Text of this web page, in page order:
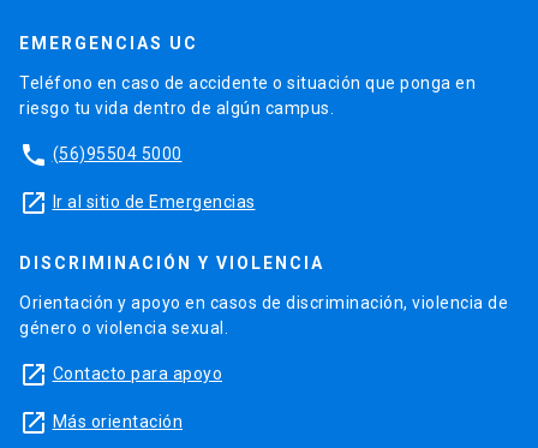
EMERGENCIAS UC
Teléfono en caso de accidente o situación que ponga en
riesgo tu vida dentro de algún campus.
phone (56)95504 5000
launch Ir al sitio de Emergencias
DISCRIMINACIÓN Y VIOLENCIA
Orientación y apoyo en casos de discriminación, violencia de
género o violencia sexual.
launch Contacto para apoyo
launch Más orientación